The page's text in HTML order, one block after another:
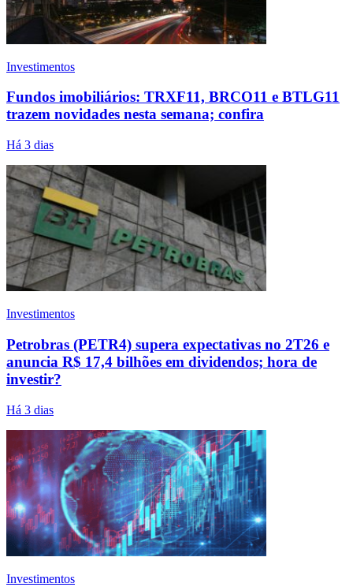
Investimentos
Fundos imobiliários: TRXF11, BRCO11 e BTLG11
trazem novidades nesta semana; confira
Há 3 dias
Investimentos
Petrobras (PETR4) supera expectativas no 2T26 e
anuncia R$ 17,4 bilhões em dividendos; hora de
investir?
Há 3 dias
Investimentos